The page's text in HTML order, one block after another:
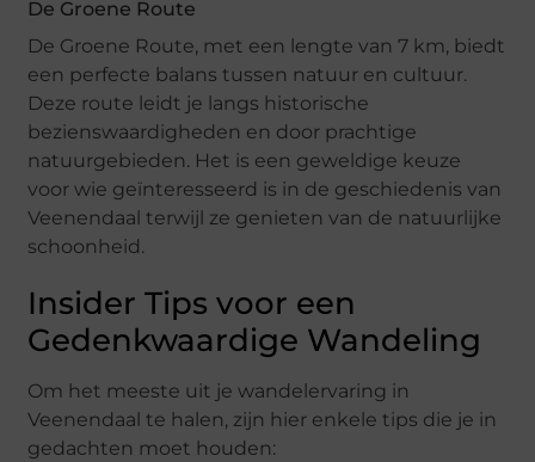
De Groene Route
De Groene Route, met een lengte van 7 km, biedt
een perfecte balans tussen natuur en cultuur.
Deze route leidt je langs historische
bezienswaardigheden en door prachtige
natuurgebieden. Het is een geweldige keuze
voor wie geïnteresseerd is in de geschiedenis van
Veenendaal terwijl ze genieten van de natuurlijke
schoonheid.
Insider Tips voor een
Gedenkwaardige Wandeling
Om het meeste uit je wandelervaring in
Veenendaal te halen, zijn hier enkele tips die je in
gedachten moet houden: